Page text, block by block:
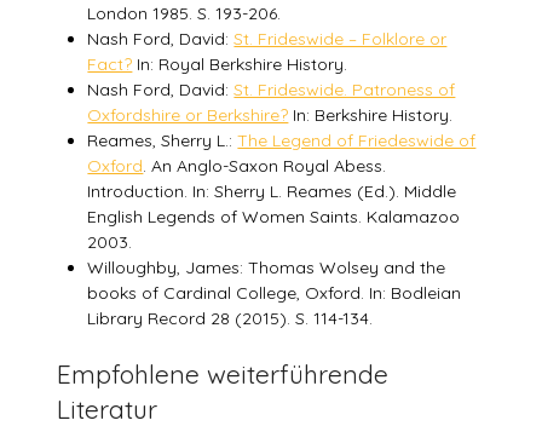
London 1985. S. 193-206.
Nash Ford, David:St. Frideswide – Folklore or
Fact? In: Royal Berkshire History.
Nash Ford, David:St. Frideswide. Patroness of
Oxfordshire or Berkshire? In: Berkshire History.
Reames, Sherry L.:The Legend of Friedeswide of
Oxford . An Anglo-Saxon Royal Abess.
Introduction. In: Sherry L. Reames (Ed.). Middle
English Legends of Women Saints. Kalamazoo
2003.
Willoughby, James: Thomas Wolsey and the
books of Cardinal College, Oxford. In: Bodleian
Library Record 28 (2015). S. 114-134.
Empfohlene weiterführende
Literatur